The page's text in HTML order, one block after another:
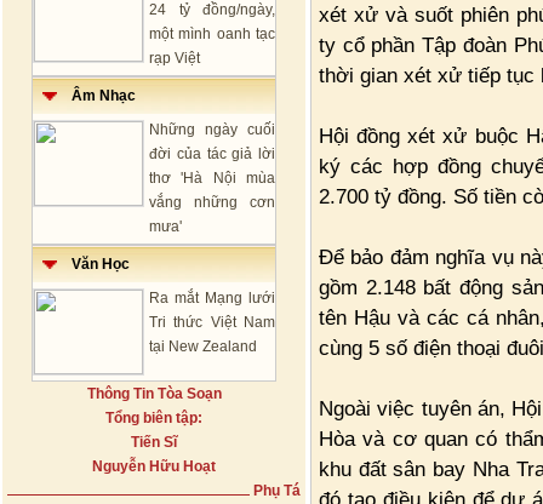
24 tỷ đồng/ngày,
một mình oanh tạc
rạp Việt
Âm Nhạc
Những ngày cuối
đời của tác giả lời
thơ 'Hà Nội mùa
vắng những cơn
mưa'
Văn Học
Ra mắt Mạng lưới
Tri thức Việt Nam
tại New Zealand
Thông Tin Tòa Soạn
Tổng biên tập:
Tiến Sĩ
Nguyễn Hữu Hoạt
Phụ Tá
xét xử và suốt phiên
ty cổ phần Tập đoàn
thời gian xét xử tiếp tục
Hội đồng xét xử buộc
ký các hợp đồng
2.700 tỷ đồng. Số tiền
Để bảo đảm nghĩa vụ
gồm 2.148 bất động
tên Hậu và các cá
cùng 5 số điện thoại
Ngoài việc tuyên án,
Hòa và cơ quan có
khu đất sân bay Nha
đó tạo điều kiện để dự